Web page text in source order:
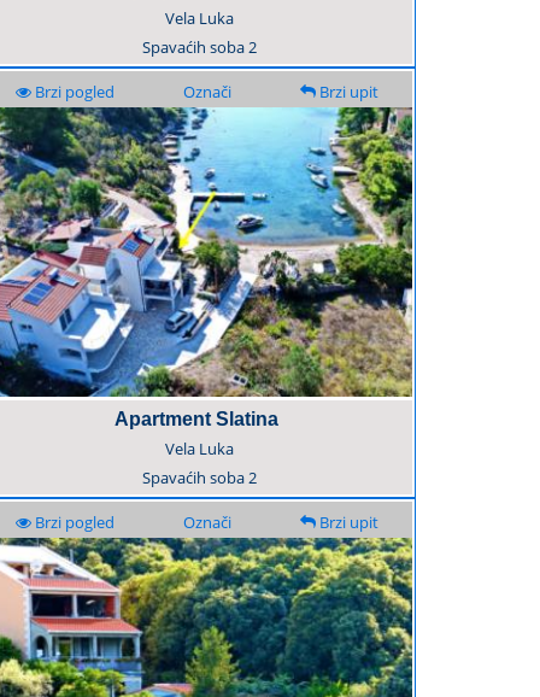
Vela Luka
Spavaćih soba2
Brzi pogled Označi Brzi upit
Apartment Slatina
Vela Luka
Spavaćih soba2
Brzi pogled Označi Brzi upit